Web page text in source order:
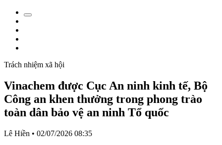
Trách nhiệm xã hội
Vinachem được Cục An ninh kinh tế, Bộ
Công an khen thưởng trong phong trào
toàn dân bảo vệ an ninh Tổ quốc
Lê Hiền • 02/07/2026 08:35